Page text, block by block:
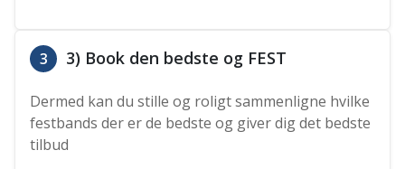
3 3) Book den bedste og FEST
Dermed kan du stille og roligt sammenligne hvilke
festbands der er de bedste og giver dig det bedste
tilbud